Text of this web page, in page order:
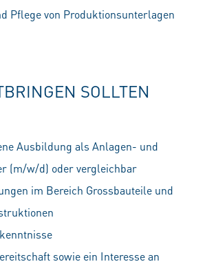
Pflege von Produktionsunterlagen
SOLLTEN
Ausbildung als Anlagen- und
(m/w/d) oder vergleichbar
im Bereich Grossbauteile und
sowie ein Interesse an